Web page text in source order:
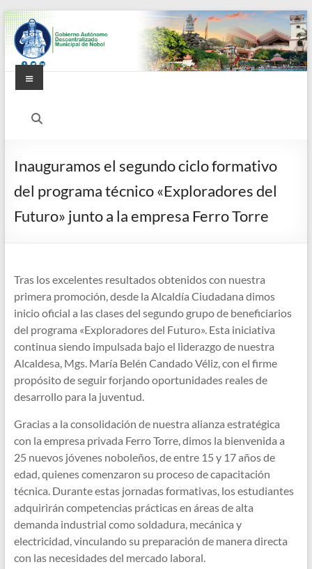
Saltar
al
contenido
Alcaldía
de
Nobol
Menú
Inauguramos el segundo ciclo formativo
del programa técnico «Exploradores del
Futuro» junto a la empresa Ferro Torre
Tras los excelentes resultados obtenidos con nuestra
primera promoción, desde la Alcaldía Ciudadana dimos
inicio oficial a las clases del segundo grupo de beneficiarios
del programa «Exploradores del Futuro». Esta iniciativa
continua siendo impulsada bajo el liderazgo de nuestra
Alcaldesa, Mgs. María Belén Candado Véliz, con el firme
propósito de seguir forjando oportunidades reales de
desarrollo para la juventud.
Gracias a la consolidación de nuestra alianza estratégica
con la empresa privada Ferro Torre, dimos la bienvenida a
25 nuevos jóvenes noboleños, de entre 15 y 17 años de
edad, quienes comenzaron su proceso de capacitación
técnica. Durante estas jornadas formativas, los estudiantes
adquirirán competencias prácticas en áreas de alta
demanda industrial como soldadura, mecánica y
electricidad, vinculando su preparación de manera directa
con las necesidades del mercado laboral.